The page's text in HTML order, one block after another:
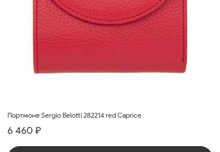
Портмоне Sergio Belotti 282214 red Caprice
6 460 ₽